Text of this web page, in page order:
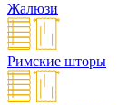
Жалюзи
Римские шторы